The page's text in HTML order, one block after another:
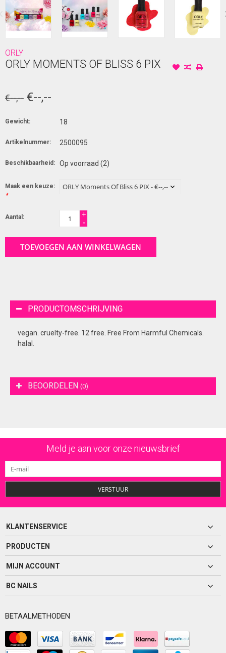
ORLY
ORLY MOMENTS OF BLISS 6 PIX
€--,-- €--,--
Gewicht: 18
Artikelnummer: 2500095
Beschikbaarheid: Op voorraad (2)
Maak een keuze:
*
Aantal:
+
-
TOEVOEGEN AAN WINKELWAGEN
PRODUCTOMSCHRIJVING
vegan. cruelty-free. 12 free. Free From Harmful Chemicals.
halal.
BEOORDELEN (0)
Meld je aan voor onze nieuwsbrief
VERSTUUR
KLANTENSERVICE
PRODUCTEN
MIJN ACCOUNT
BC NAILS
BETAALMETHODEN